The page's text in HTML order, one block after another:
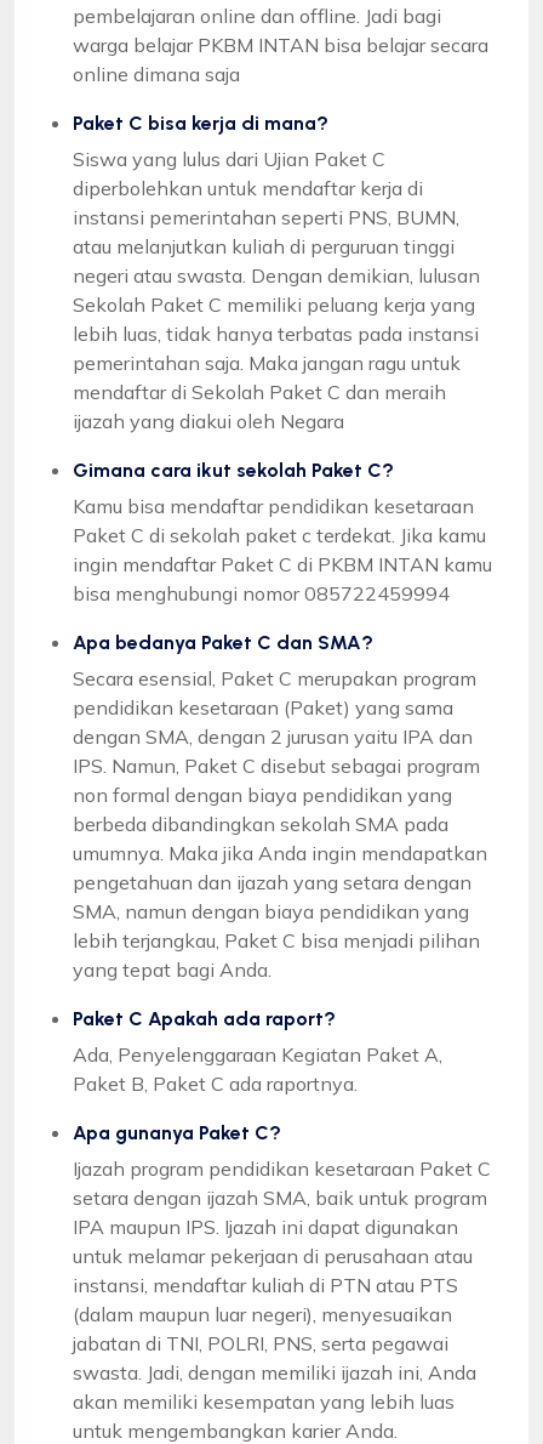
pembelajaran online dan offline. Jadi bagi
warga belajar PKBM INTAN bisa belajar secara
online dimana saja
Paket C bisa kerja di mana?
Siswa yang lulus dari Ujian Paket C
diperbolehkan untuk mendaftar kerja di
instansi pemerintahan seperti PNS, BUMN,
atau melanjutkan kuliah di perguruan tinggi
negeri atau swasta. Dengan demikian, lulusan
Sekolah Paket C memiliki peluang kerja yang
lebih luas, tidak hanya terbatas pada instansi
pemerintahan saja. Maka jangan ragu untuk
mendaftar di Sekolah Paket C dan meraih
ijazah yang diakui oleh Negara
Gimana cara ikut sekolah Paket C?
Kamu bisa mendaftar pendidikan kesetaraan
Paket C di sekolah paket c terdekat. Jika kamu
ingin mendaftar Paket C di PKBM INTAN kamu
bisa menghubungi nomor 085722459994
Apa bedanya Paket C dan SMA?
Secara esensial, Paket C merupakan program
pendidikan kesetaraan (Paket) yang sama
dengan SMA, dengan 2 jurusan yaitu IPA dan
IPS. Namun, Paket C disebut sebagai program
non formal dengan biaya pendidikan yang
berbeda dibandingkan sekolah SMA pada
umumnya. Maka jika Anda ingin mendapatkan
pengetahuan dan ijazah yang setara dengan
SMA, namun dengan biaya pendidikan yang
lebih terjangkau, Paket C bisa menjadi pilihan
yang tepat bagi Anda.
Paket C Apakah ada raport?
Ada, Penyelenggaraan Kegiatan Paket A,
Paket B, Paket C ada raportnya.
Apa gunanya Paket C?
Ijazah program pendidikan kesetaraan Paket C
setara dengan ijazah SMA, baik untuk program
IPA maupun IPS. Ijazah ini dapat digunakan
untuk melamar pekerjaan di perusahaan atau
instansi, mendaftar kuliah di PTN atau PTS
(dalam maupun luar negeri), menyesuaikan
jabatan di TNI, POLRI, PNS, serta pegawai
swasta. Jadi, dengan memiliki ijazah ini, Anda
akan memiliki kesempatan yang lebih luas
untuk mengembangkan karier Anda.